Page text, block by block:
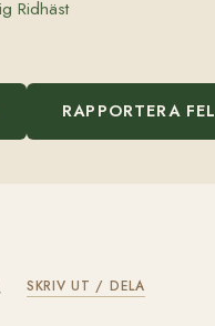
Ridhäst
RAPPORTERA FEL
SKRIV UT / DELA